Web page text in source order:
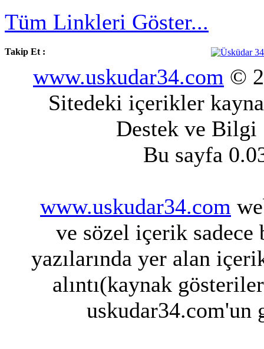
Tüm Linkleri Göster...
Takip Et :
www.uskudar34.com ©
Sitedeki içerikler
Destek ve
Bu sayfa
www.uskudar34.com
ve sözel içerik sadece
yazılarında yer alan
alıntı(kaynak
uskudar34.com'un